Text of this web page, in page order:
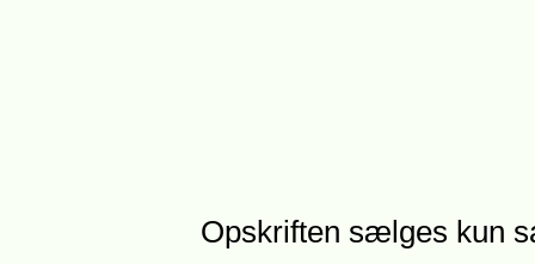
Opskriften sælges kun